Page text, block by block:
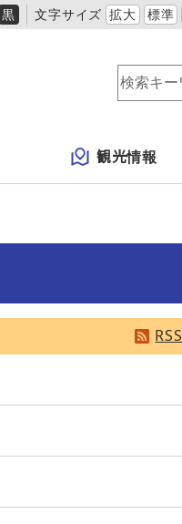
黒 文字サイズ 拡大 標準
観光情報
RSS